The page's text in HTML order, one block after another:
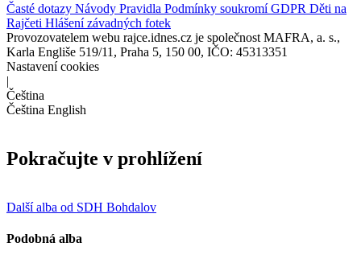
Časté dotazy Návody Pravidla Podmínky soukromíGDPR Děti na
Rajčeti Hlášení závadných fotek
Provozovatelem webu rajce.idnes.cz je společnost MAFRA, a. s.,
Karla Engliše 519/11, Praha 5, 150 00, IČO: 45313351
Nastavení cookies
|
Čeština
Čeština English
Pokračujte v prohlížení
Další alba od SDH Bohdalov
Podobná alba